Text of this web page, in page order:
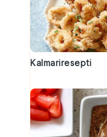
Kalmariresepti